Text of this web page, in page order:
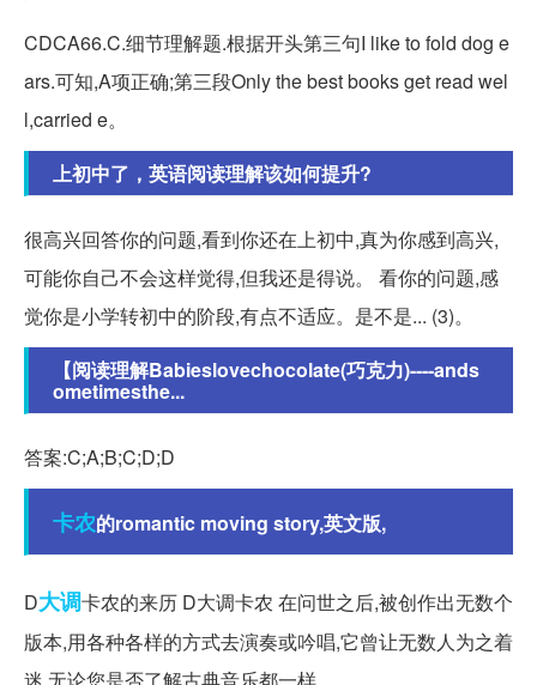
CDCA66.C.细节理解题.根据开头第三句I like to fold dog e
ars.可知,A项正确;第三段Only the best books get read wel
l,carried e。
上初中了，英语阅读理解该如何提升?
很高兴回答你的问题,看到你还在上初中,真为你感到高兴,
可能你自己不会这样觉得,但我还是得说。 看你的问题,感
觉你是小学转初中的阶段,有点不适应。是不是... (3)。
【阅读理解Babieslovechocolate(巧克力)----ands
ometimesthe...
答案:C;A;B;C;D;D
卡农的romantic moving story,英文版,
D大调卡农的来历 D大调卡农 在问世之后,被创作出无数个
版本,用各种各样的方式去演奏或吟唱,它曾让无数人为之着